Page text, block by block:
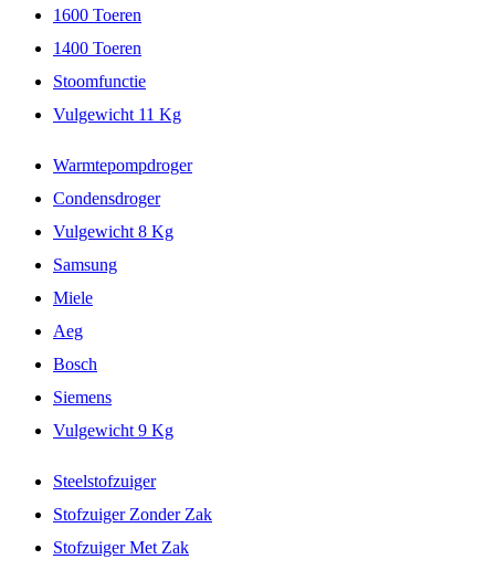
1600 Toeren
1400 Toeren
Stoomfunctie
Vulgewicht 11 Kg
Warmtepompdroger
Condensdroger
Vulgewicht 8 Kg
Samsung
Miele
Aeg
Bosch
Siemens
Vulgewicht 9 Kg
Steelstofzuiger
Stofzuiger Zonder Zak
Stofzuiger Met Zak